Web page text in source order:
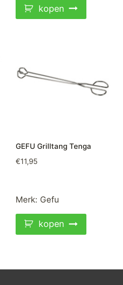
kopen
GEFU Grilltang Tenga
€11,95
Merk: Gefu
kopen